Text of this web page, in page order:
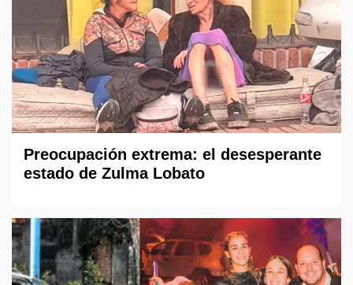
Preocupación extrema: el desesperante
estado de Zulma Lobato